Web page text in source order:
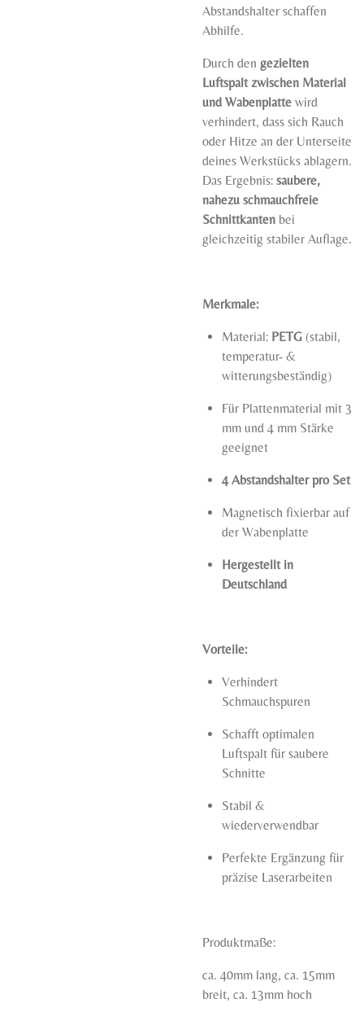
Abstandshalter schaffen
Abhilfe.
Durch den gezielten
Luftspalt zwischen Material
und Wabenplatte wird
verhindert, dass sich Rauch
oder Hitze an der Unterseite
deines Werkstücks ablagern.
Das Ergebnis: saubere,
nahezu schmauchfreie
Schnittkanten bei
gleichzeitig stabiler Auflage.
Merkmale:
Material: PETG (stabil,
temperatur- &
witterungsbeständig)
Für Plattenmaterial mit 3
mm und 4 mm Stärke
geeignet
4 Abstandshalter pro Set
Magnetisch fixierbar auf
der Wabenplatte
Hergestellt in
Deutschland
Vorteile:
Verhindert
Schmauchspuren
Schafft optimalen
Luftspalt für saubere
Schnitte
Stabil &
wiederverwendbar
Perfekte Ergänzung für
präzise Laserarbeiten
Produktmaße:
ca. 40mm lang, ca. 15mm
breit, ca. 13mm hoch